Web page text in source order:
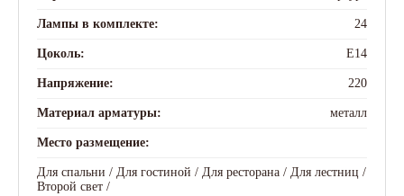
Лампы в комплекте: 24
Цоколь: E14
Напряжение: 220
Материал арматуры: металл
Место размещение:
Для спальни / Для гостиной / Для ресторана / Для лестниц /
Второй свет /